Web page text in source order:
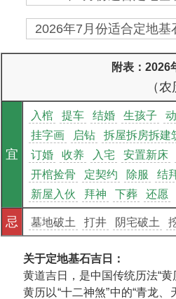
2026年7月份适合定地基
附表：2026
（
宜
入棺 提车 结婚 生孩子
挂字画
启钻 拆屋拆房拆建
订婚 收养 入宅 安置新床
开棺捡骨
定契约 除服 结
新屋入伙
拜神 下葬 还愿
忌
墓地破土 打井 阴宅破土
关于定地基石吉日：
黄道吉日，是中国传统历法“
黄历以“十二神煞”中的“青龙